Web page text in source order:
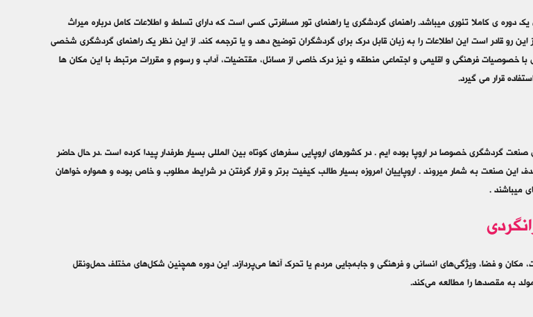
یک دوره ی کاملا تئوری میباشد. راهنماي گردشگری یا راهنمای تور مسافرتی کسي است که داراي تسلط و اطلاعات کامل درباره ميراث
رو قادر است اين اطلاعات را به زبان قابل درک براي گردشگران توضيح دهد و يا ترجمه کند. از اين نظر يک راهنماي گردشگری شخصي
با خصوصيات فرهنگي و اقليمي و اجتماعي منطقه و نيز درک خاصي از مسائل، مقتضيات، آداب و رسوم و مقررات مرتبط با اين مکان ها
قرار مي گيرد.
گردشگری خصوصا در اروپا بوده ایم . در کشورهای اروپایی سفرهای کوتاه بین المللی بسیار طرفدار پیدا کرده است .در حال حاضر
این صنعت به شمار میروند . اروپاییان امروزه بسیار طالب کیفیت برتر و قرار گرفتن در شرایط مطلوب و خاص بوده و همواره خواهان
میباشند .
مکان و فضا، ویژگی‌های انسانی و فرهنگی و جابه‌جایی مردم یا تحرک آنها می‌پردازد. این دوره همچنین شکل‌های مختلف حمل‌ونقل
به مقصدها را مطالعه می‌کند.